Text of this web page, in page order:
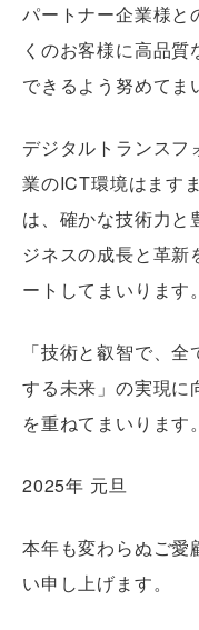
パートナー企業様と
くのお客様に高品
できるよう努めてま
デジタルトランスフ
業のICT環境はます
は、確かな技術力と
ジネスの成長と革新
ートしてまいります。
「技術と叡智で、
する未来」の実現に
を重ねてまいります。
2025年 元旦
本年も変わらぬご愛
い申し上げます。